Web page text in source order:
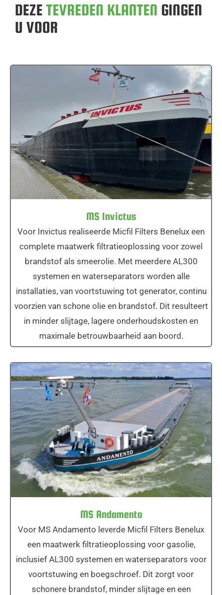
DEZE TEVREDEN KLANTEN GINGEN
U VOOR
MS Invictus
MS Invictus
Voor Invictus realiseerde Micfil Filters Benelux een
complete maatwerk filtratieoplossing voor zowel
brandstof als smeerolie. Met meerdere AL300
systemen en waterseparators worden alle
installaties, van voortstuwing tot generator, continu
voorzien van schone olie en brandstof. Dit resulteert
in minder slijtage, lagere onderhoudskosten en
maximale betrouwbaarheid aan boord.
MS Andamento
MS Andamento
Voor MS Andamento leverde Micfil Filters Benelux
een maatwerk filtratieoplossing voor gasolie,
inclusief AL300 systemen en waterseparators voor
voortstuwing en boegschroef. Dit zorgt voor
schonere brandstof, minder slijtage en een